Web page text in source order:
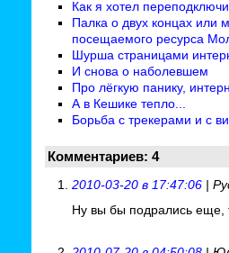
Как я хотел
Палка о двух концах или
посещаемого ресурса
Шурша страницами
И снова о наболевшем
Про лёгкую панику,
А в Кешике тепло...
Борьба с трекерами и с
Комментариев: 4
2010-03-20 в 17:47:06 |
Ну вы бы подрались еще,